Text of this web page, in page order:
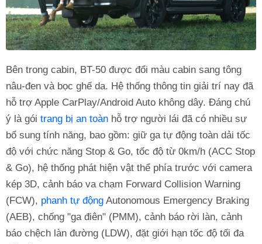
Bên trong cabin, BT-50 được đổi màu cabin sang tông
nâu-đen và bọc ghế da. Hệ thống thông tin giải trí nay đã
hỗ trợ Apple CarPlay/Android Auto không dây. Đáng chú
ý là gói trang bị an toàn hỗ trợ người lái đã có nhiều sự
bổ sung tính năng, bao gồm: giữ ga tự động toàn dải tốc
độ với chức năng Stop & Go, tốc độ từ 0km/h (ACC Stop
& Go), hệ thống phát hiện vật thể phía trước với camera
kép 3D, cảnh báo va chạm Forward Collision Warning
(FCW), phanh tự động Autonomous Emergency Braking
(AEB), chống "ga điên" (PMM), cảnh báo rời làn, cảnh
báo chệch làn đường (LDW), đặt giới hạn tốc độ tối đa